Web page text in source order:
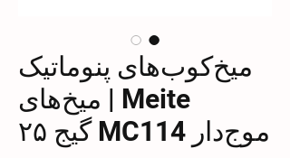
میخ‌کوب‌های پنوماتیک
Meite | میخ‌های
موج‌دار MC114 گیج ۲۵